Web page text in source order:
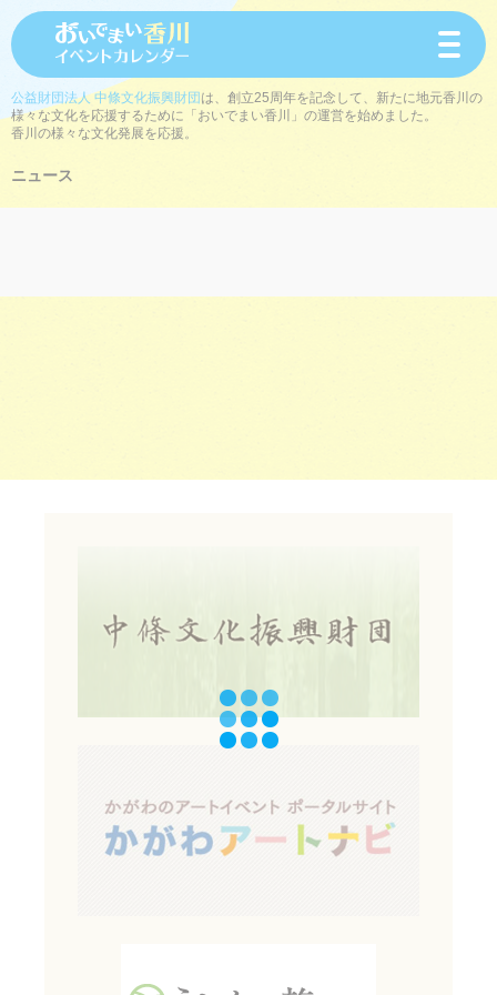
toggle
公益財団法人 中條文化振興財団 は、創立25周年を記念して、新たに地元香川の
様々な文化を応援するために「おいでまい香川」の運営を始めました。
香川の様々な文化発展を応援。
ニュース